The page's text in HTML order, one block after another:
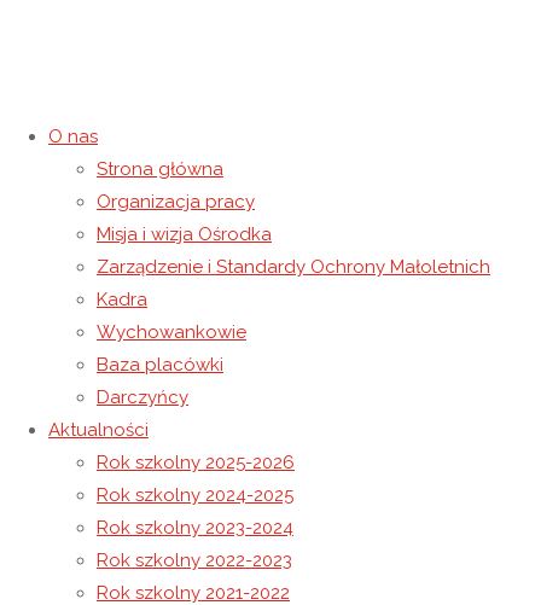
O nas
Strona główna
Organizacja pracy
Misja i wizja Ośrodka
Zarządzenie i Standardy Ochrony Małoletnich
Kadra
Wychowankowie
Baza placówki
Darczyńcy
Aktualności
Rok szkolny 2025-2026
Rok szkolny 2024-2025
Rok szkolny 2023-2024
Rok szkolny 2022-2023
Rok szkolny 2021-2022
XVI Przegląd Twórczości
Artystycznej Osób
Niepełnosprawnych
1 listopada 2024
Strona główna Rok szkolny 2024-2025
Twórczości Artystycznej Osób Niepełnosprawnych